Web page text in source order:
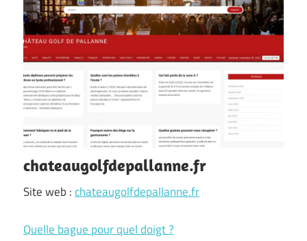
chateaugolfdepallanne.fr
Site web :chateaugolfdepallanne.fr
Quelle bague pour quel doigt ?